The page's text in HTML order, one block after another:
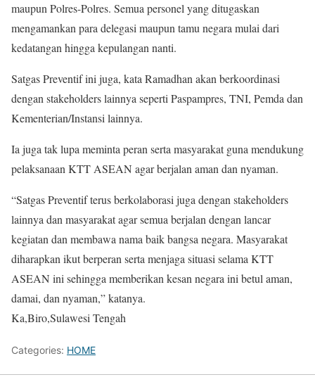
maupun Polres-Polres. Semua personel yang ditugaskan
mengamankan para delegasi maupun tamu negara mulai dari
kedatangan hingga kepulangan nanti.
Satgas Preventif ini juga, kata Ramadhan akan berkoordinasi
dengan stakeholders lainnya seperti Paspampres, TNI, Pemda dan
Kementerian/Instansi lainnya.
Ia juga tak lupa meminta peran serta masyarakat guna mendukung
pelaksanaan KTT ASEAN agar berjalan aman dan nyaman.
“Satgas Preventif terus berkolaborasi juga dengan stakeholders
lainnya dan masyarakat agar semua berjalan dengan lancar
kegiatan dan membawa nama baik bangsa negara. Masyarakat
diharapkan ikut berperan serta menjaga situasi selama KTT
ASEAN ini sehingga memberikan kesan negara ini betul aman,
damai, dan nyaman,” katanya.
Ka,Biro,Sulawesi Tengah
Categories: HOME